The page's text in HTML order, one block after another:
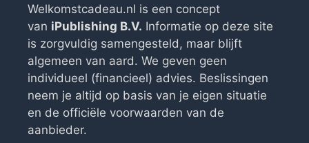
Welkomstcadeau.nl is een concept
van iPublishing B.V. Informatie op deze site
is zorgvuldig samengesteld, maar blijft
algemeen van aard. We geven geen
individueel (financieel) advies. Beslissingen
neem je altijd op basis van je eigen situatie
en de officiële voorwaarden van de
aanbieder.